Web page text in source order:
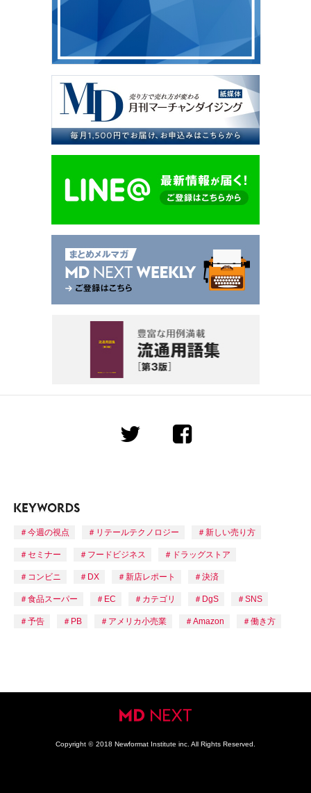
今週の視点 リテールテクノロジー 新しい売り方
セミナー フードビジネス ドラッグストア
コンビニ DX 新店レポート 決済
食品スーパー EC カテゴリ DgS SNS
予告 PB アメリカ小売業 Amazon 働き方
Copyright © 2018 Newformat Institute inc. All Rights Reserved.